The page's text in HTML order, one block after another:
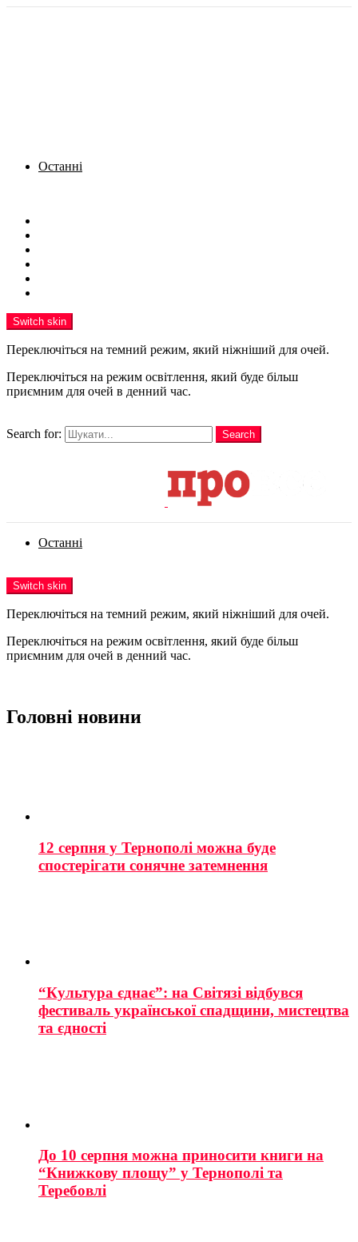
Останні
Switch skin
Переключіться на темний режим, який ніжніший для очей.
Переключіться на режим освітлення, який буде більш
приємним для очей в денний час.
Search for:
Search
Останні
Switch skin
Переключіться на темний режим, який ніжніший для очей.
Переключіться на режим освітлення, який буде більш
приємним для очей в денний час.
Головні новини
12 серпня у Тернополі можна буде
спостерігати сонячне затемнення
“Культура єднає”: на Світязі відбувся
фестиваль української спадщини, мистецтва
та єдності
До 10 серпня можна приносити книги на
“Книжкову площу” у Тернополі та
Теребовлі